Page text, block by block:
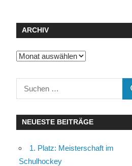
ARCHIV
Archiv
Suchen
nach:
NEUESTE BEITRÄGE
1. Platz: Meisterschaft im
Schulhockey